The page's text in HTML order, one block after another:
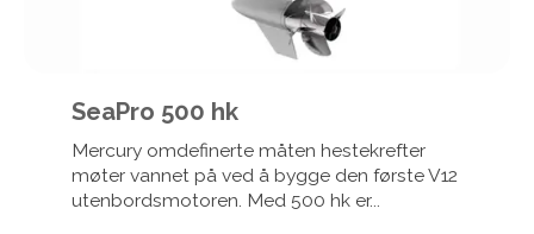
SeaPro 500 hk
Mercury omdefinerte måten hestekrefter
møter vannet på ved å bygge den første V12
utenbordsmotoren. Med 500 hk er...